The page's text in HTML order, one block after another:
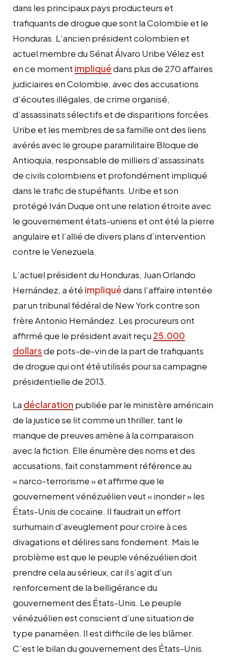
dans les principaux pays producteurs et
trafiquants de drogue que sont la Colombie et le
Honduras. L’ancien président colombien et
actuel membre du Sénat Álvaro Uribe Vélez est
en ce moment impliquédans plus de 270 affaires
judiciaires en Colombie, avec des accusations
d’écoutes illégales, de crime organisé,
d’assassinats sélectifs et de disparitions forcées.
Uribe et les membres de sa famille ont des liens
avérés avec le groupe paramilitaire Bloque de
Antioquia, responsable de milliers d’assassinats
de civils colombiens et profondément impliqué
dans le trafic de stupéfiants. Uribe et son
protégé Iván Duque ont une relation étroite avec
le gouvernement états-uniens et ont été la pierre
angulaire et l’allié de divers plans d’intervention
contre le Venezuela.
L’actuel président du Honduras, Juan Orlando
Hernández, a été impliquédans l’affaire intentée
par un tribunal fédéral de New York contre son
frère Antonio Hernández. Les procureurs ont
affirmé que le président avait reçu 25.000
dollarsde pots-de-vin de la part de trafiquants
de drogue qui ont été utilisés pour sa campagne
présidentielle de 2013.
La déclaration publiée par le ministère américain
de la justice se lit comme un thriller, tant le
manque de preuves amène à la comparaison
avec la fiction. Elle énumère des noms et des
accusations, fait constamment référence au
« narco-terrorisme » et affirme que le
gouvernement vénézuélien veut « inonder » les
États-Unis de cocaïne. Il faudrait un effort
surhumain d’aveuglement pour croire à ces
divagations et délires sans fondement. Mais le
problème est que le peuple vénézuélien doit
prendre cela au sérieux, car il s’agit d’un
renforcement de la belligérance du
gouvernement des États-Unis. Le peuple
vénézuélien est conscient d’une situation de
type panaméen. Il est difficile de les blâmer.
C’est le bilan du gouvernement des États-Unis.